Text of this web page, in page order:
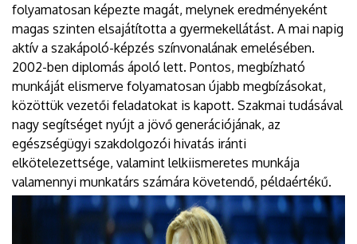
folyamatosan képezte magát, melynek eredményeként
magas szinten elsajátította a gyermekellátást. A mai napig
aktív a szakápoló-képzés színvonalának emelésében.
2002-ben diplomás ápoló lett. Pontos, megbízható
munkáját elismerve folyamatosan újabb megbízásokat,
közöttük vezetői feladatokat is kapott. Szakmai tudásával
nagy segítséget nyújt a jövő generációjának, az
egészségügyi szakdolgozói hivatás iránti
elkötelezettsége, valamint lelkiismeretes munkája
valamennyi munkatárs számára követendő, példaértékű.